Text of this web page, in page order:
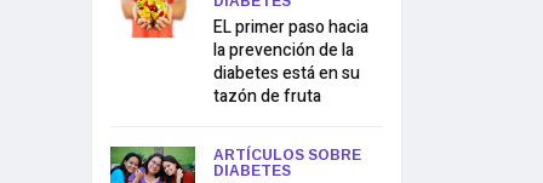
EL primer paso hacia
la prevención de la
diabetes está en su
tazón de fruta
ARTÍCULOS SOBRE
DIABETES